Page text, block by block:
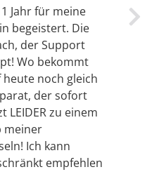
Jahr für meine
begeistert. Die
der Support
Wo bekommt
noch gleich
der sofort
LEIDER zu einem
meiner
Ich kann
empfehlen